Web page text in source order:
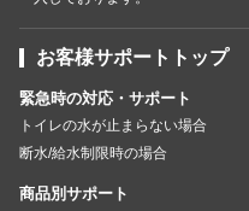
お客様サポートトップ
緊急時の対応・サポート
トイレの水が止まらない場合
断水/給水制限時の場合
商品別サポート